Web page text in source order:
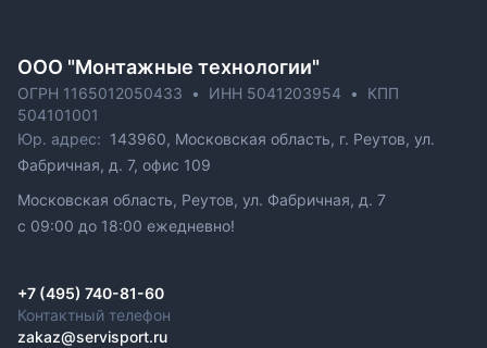
ОOO "Монтажные технологии"
ОГРН 1165012050433 • ИНН 5041203954 •
КПП
504101001
Юр. адрес: 143960, Московская область, г. Реутов, ул.
Фабричная, д. 7, офис 109
Московская область, Реутов, ул. Фабричная, д. 7
c 09:00 до 18:00 ежедневно!
+7 (495) 740-81-60
Контактный телефон
zakaz@servisport.ru